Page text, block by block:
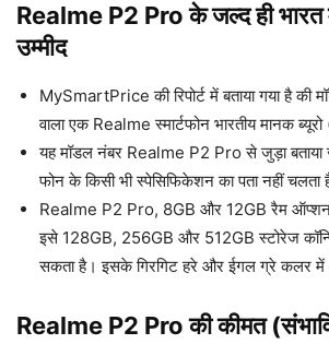
Realme P2 Pro के जल्द ही भारत
उम्मीद
MySmartPrice की रिपोर्ट में बताया गया है
वाला एक Realme स्मार्टफोन भारतीय मानक
यह मॉडल नंबर Realme P2 Pro से जुड़ा बताया
फोन के किसी भी स्पेसिफिकेशन का पता नहीं चलता
Realme P2 Pro, 8GB और 12GB रैम ऑप्शन
इसे 128GB, 256GB और 512GB स्टोरेज
सकता है। इसके गिरगिट हरे और ईगल ग्रे कलर में
Realme P2 Pro की कीमत